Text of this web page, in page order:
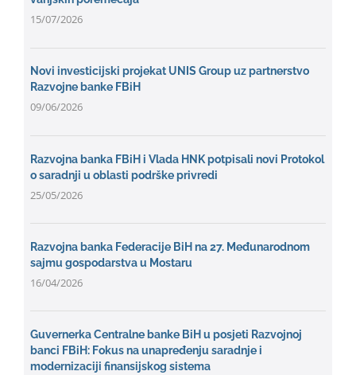
15/07/2026
Novi investicijski projekat UNIS Group uz partnerstvo
Razvojne banke FBiH
09/06/2026
Razvojna banka FBiH i Vlada HNK potpisali novi Protokol
o saradnji u oblasti podrške privredi
25/05/2026
Razvojna banka Federacije BiH na 27. Međunarodnom
sajmu gospodarstva u Mostaru
16/04/2026
Guvernerka Centralne banke BiH u posjeti Razvojnoj
banci FBiH: Fokus na unapređenju saradnje i
modernizaciji finansijskog sistema